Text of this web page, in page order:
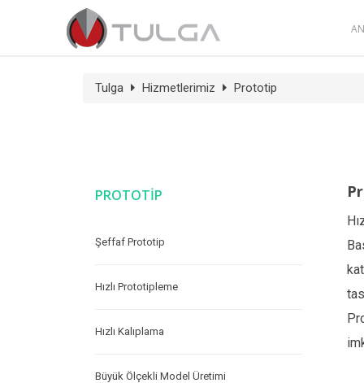
Tulga Hizmetlerimiz Prototip
PROTOTİP
Şeffaf Prototip
Hızlı Prototipleme
Hızlı Kalıplama
Büyük Ölçekli Model Üretimi